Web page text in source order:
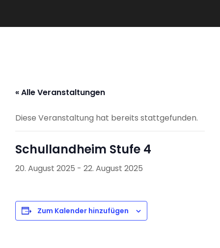
« Alle Veranstaltungen
Diese Veranstaltung hat bereits stattgefunden.
Schullandheim Stufe 4
20. August 2025 -22. August 2025
Zum Kalender hinzufügen